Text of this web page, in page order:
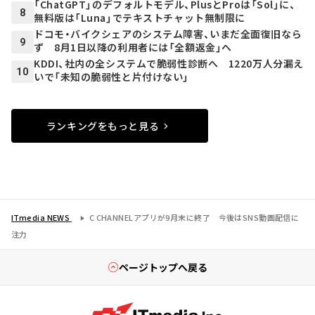
8
「ChatGPT」のデフォルトモデル、PlusとProは「Sol」に、
無料版は「Luna」でテキストチャット無制限に
9
ドコモ・バイクシェアのシステム障害、いまだ全面復旧なら
ず 8月1日以降の利用者には「全額返金」へ
10
KDDI、社内の全システムで脆弱性診断へ 1220万人分漏え
いで「未知の脆弱性と片付けない」
ランキングをもっと見る
ITmedia NEWS
C CHANNELアプリが9月末に終了 今後はSNS動画配信に
注力
ページトップへ戻る